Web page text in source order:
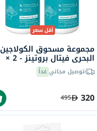
أقل سعر
مجموعة مسحوق الكولاجين
البحري فيتال بروتينز - 2 ×
221 جرامتوصيل مجانيغداً
320
495